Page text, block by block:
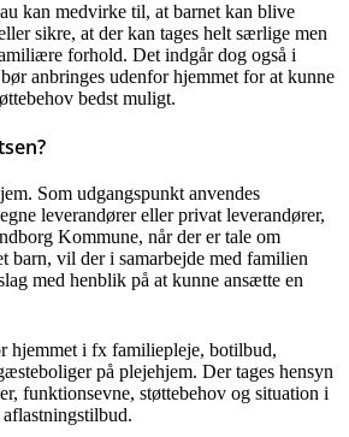
kan medvirke til, at barnet kan blive
sikre, at der kan tages helt særlige men
forhold. Det indgår dog også i
anbringes udenfor hjemmet for at kunne
bedst muligt.
Som udgangspunkt anvendes
leverandører eller privat leverandører,
Kommune, når der er tale om
barn, vil der i samarbejde med familien
med henblik på at kunne ansætte en
hjemmet i fx familiepleje, botilbud,
på plejehjem. Der tages hensyn
funktionsevne, støttebehov og situation i